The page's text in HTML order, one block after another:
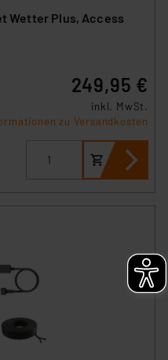
Wetter Plus, Access
249,95 €
inkl. MwSt.
zu Versandkosten